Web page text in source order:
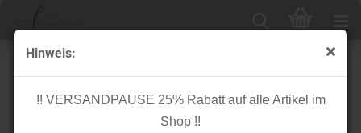
Hinweis:
!! VERSANDPAUSE 25% Rabatt auf alle Artikel im
Shop !!
Knopf Corozo - Dish - 25 mm - deep green - meetMilk